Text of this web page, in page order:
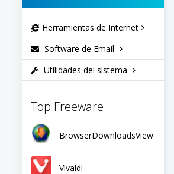
Herramientas de Internet
Software de Email
Utilidades del sistema
Top Freeware
BrowserDownloadsView
Vivaldi